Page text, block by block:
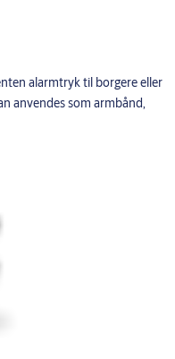
alarmtryk til borgere eller
anvendes som armbånd,